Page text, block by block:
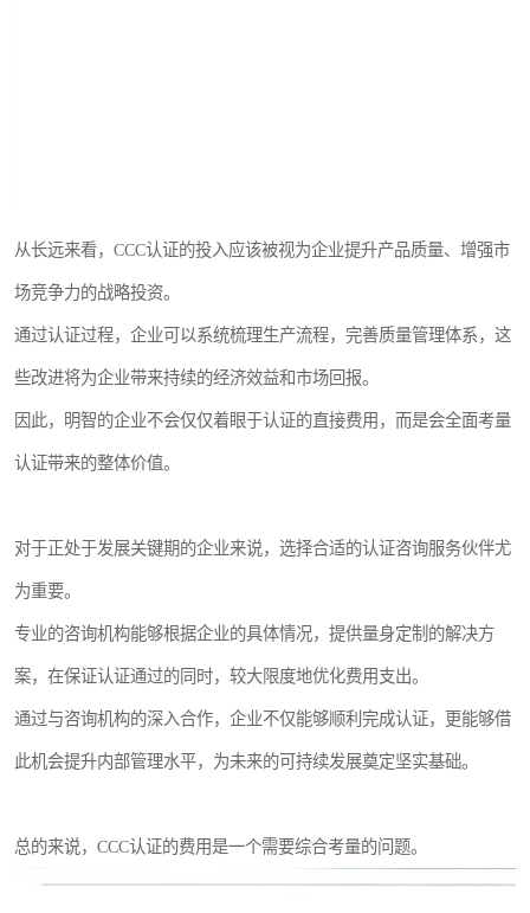
从长远来看，CCC认证的投入应该被视为企业提升产品质量、增强市
场竞争力的战略投资。
通过认证过程，企业可以系统梳理生产流程，完善质量管理体系，这
些改进将为企业带来持续的经济效益和市场回报。
因此，明智的企业不会仅仅着眼于认证的直接费用，而是会全面考量
认证带来的整体价值。
对于正处于发展关键期的企业来说，选择合适的认证咨询服务伙伴尤
为重要。
专业的咨询机构能够根据企业的具体情况，提供量身定制的解决方
案，在保证认证通过的同时，较大限度地优化费用支出。
通过与咨询机构的深入合作，企业不仅能够顺利完成认证，更能够借
此机会提升内部管理水平，为未来的可持续发展奠定坚实基础。
总的来说，CCC认证的费用是一个需要综合考量的问题。